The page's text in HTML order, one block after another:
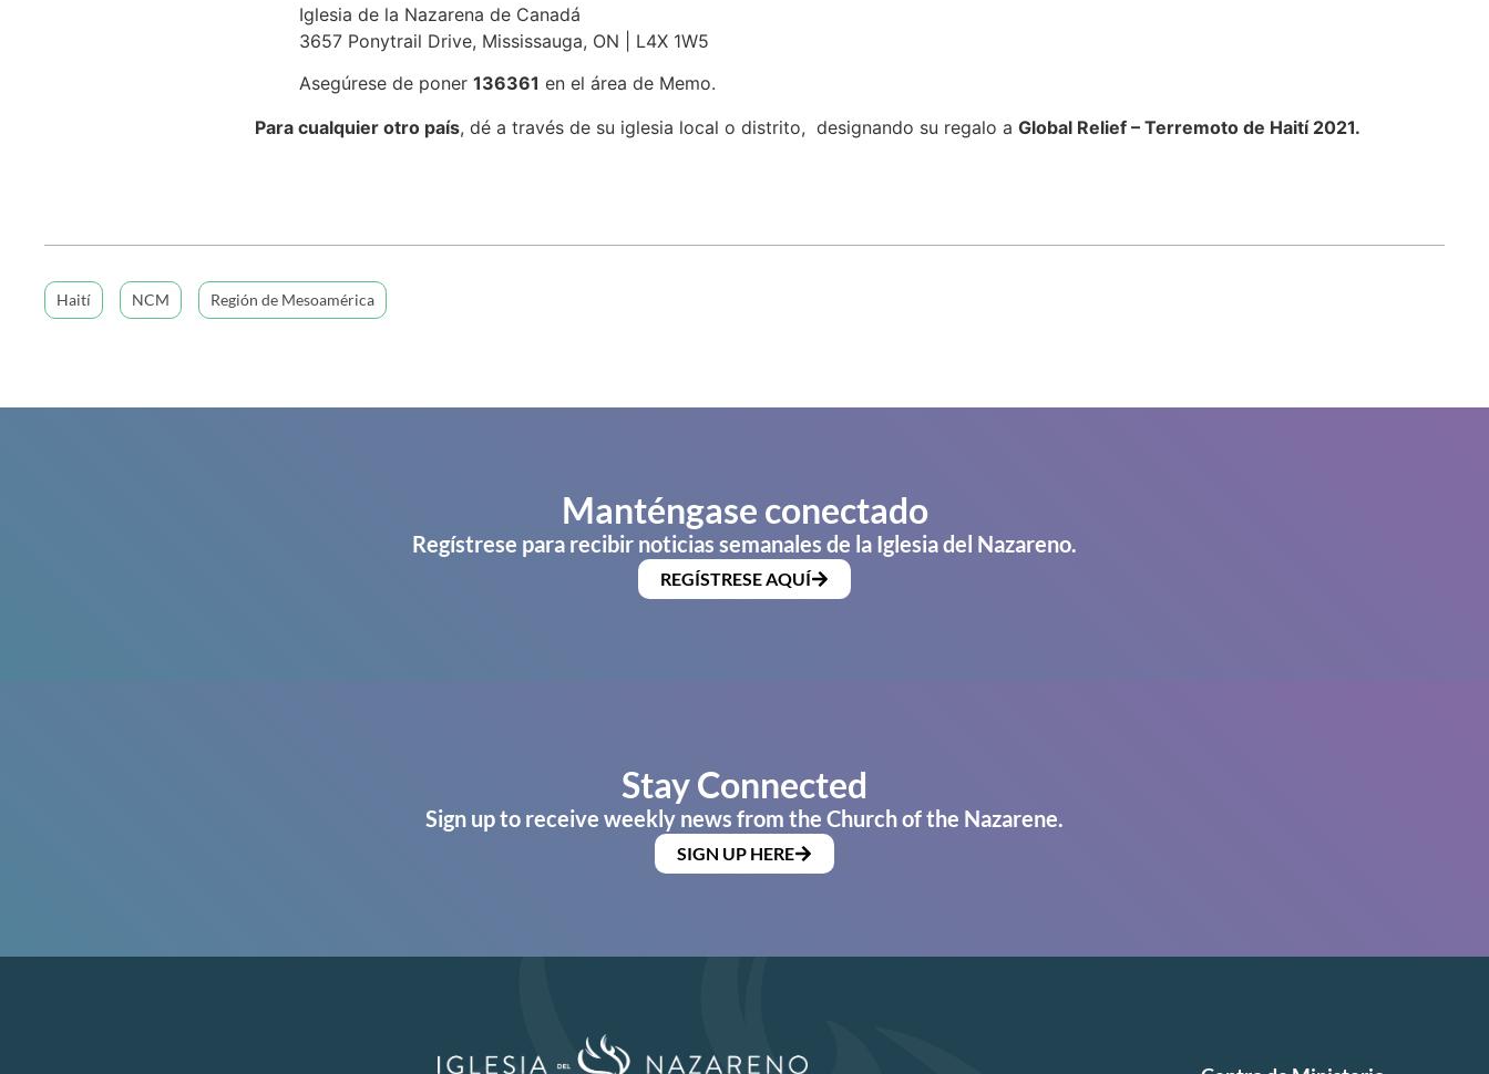
Iglesia de la Nazarena de Canadá
3657 Ponytrail Drive, Mississauga, ON | L4X 1W5
Asegúrese de poner 136361 en el área de Memo.
Para cualquier otro país, dé a través de su iglesia local o distrito, designando su regalo a Global Relief – Terremoto de Haití 2021.
Haití NCM Región de Mesoamérica
Manténgase conectado
Regístrese para recibir noticias semanales de la Iglesia del Nazareno.
REGÍSTRESE AQUÍ
Stay Connected
Sign up to receive weekly news from the Church of the Nazarene.
SIGN UP HERE